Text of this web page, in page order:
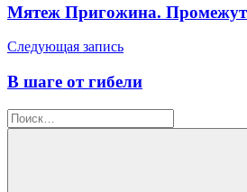
записям
Мятеж Пригожина.
Следующая запись
В шаге от гибели
Найти: